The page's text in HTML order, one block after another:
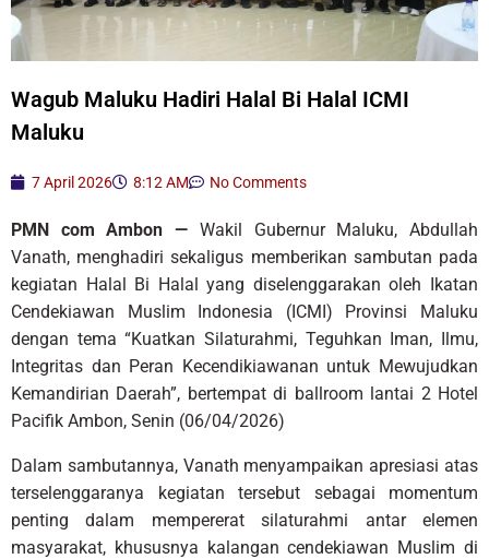
Wagub Maluku Hadiri Halal Bi Halal ICMI
Maluku
7 April 2026 8:12 AM No Comments
PMN com Ambon — Wakil Gubernur Maluku, Abdullah
Vanath, menghadiri sekaligus memberikan sambutan pada
kegiatan Halal Bi Halal yang diselenggarakan oleh Ikatan
Cendekiawan Muslim Indonesia (ICMI) Provinsi Maluku
dengan tema “Kuatkan Silaturahmi, Teguhkan Iman, Ilmu,
Integritas dan Peran Kecendikiawanan untuk Mewujudkan
Kemandirian Daerah”, bertempat di ballroom lantai 2 Hotel
Pacifik Ambon, Senin (06/04/2026)
Dalam sambutannya, Vanath menyampaikan apresiasi atas
terselenggaranya kegiatan tersebut sebagai momentum
penting dalam mempererat silaturahmi antar elemen
masyarakat, khususnya kalangan cendekiawan Muslim di